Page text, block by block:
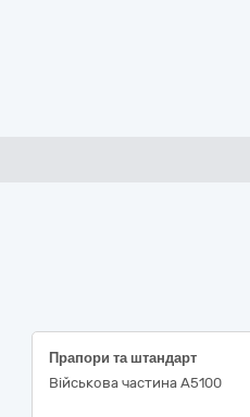
Прапори та штандарт
Військова частина А5100